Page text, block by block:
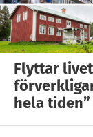
Flyttar
hela tiden”